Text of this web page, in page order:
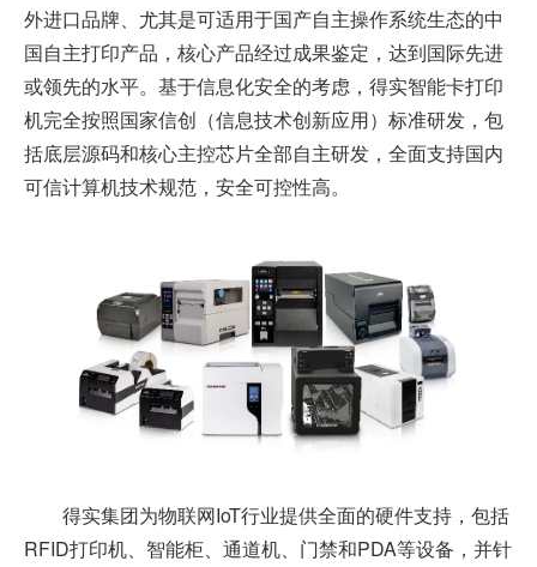
外进口品牌、尤其是可适用于国产自主操作系统生态的中
国自主打印产品，核心产品经过成果鉴定，达到国际先进
或领先的水平。基于信息化安全的考虑，得实智能卡打印
机完全按照国家信创（信息技术创新应用）标准研发，包
括底层源码和核心主控芯片全部自主研发，全面支持国内
可信计算机技术规范，安全可控性高。
得实集团为物联网IoT行业提供全面的硬件支持，包括
RFID打印机、智能柜、通道机、门禁和PDA等设备，并针